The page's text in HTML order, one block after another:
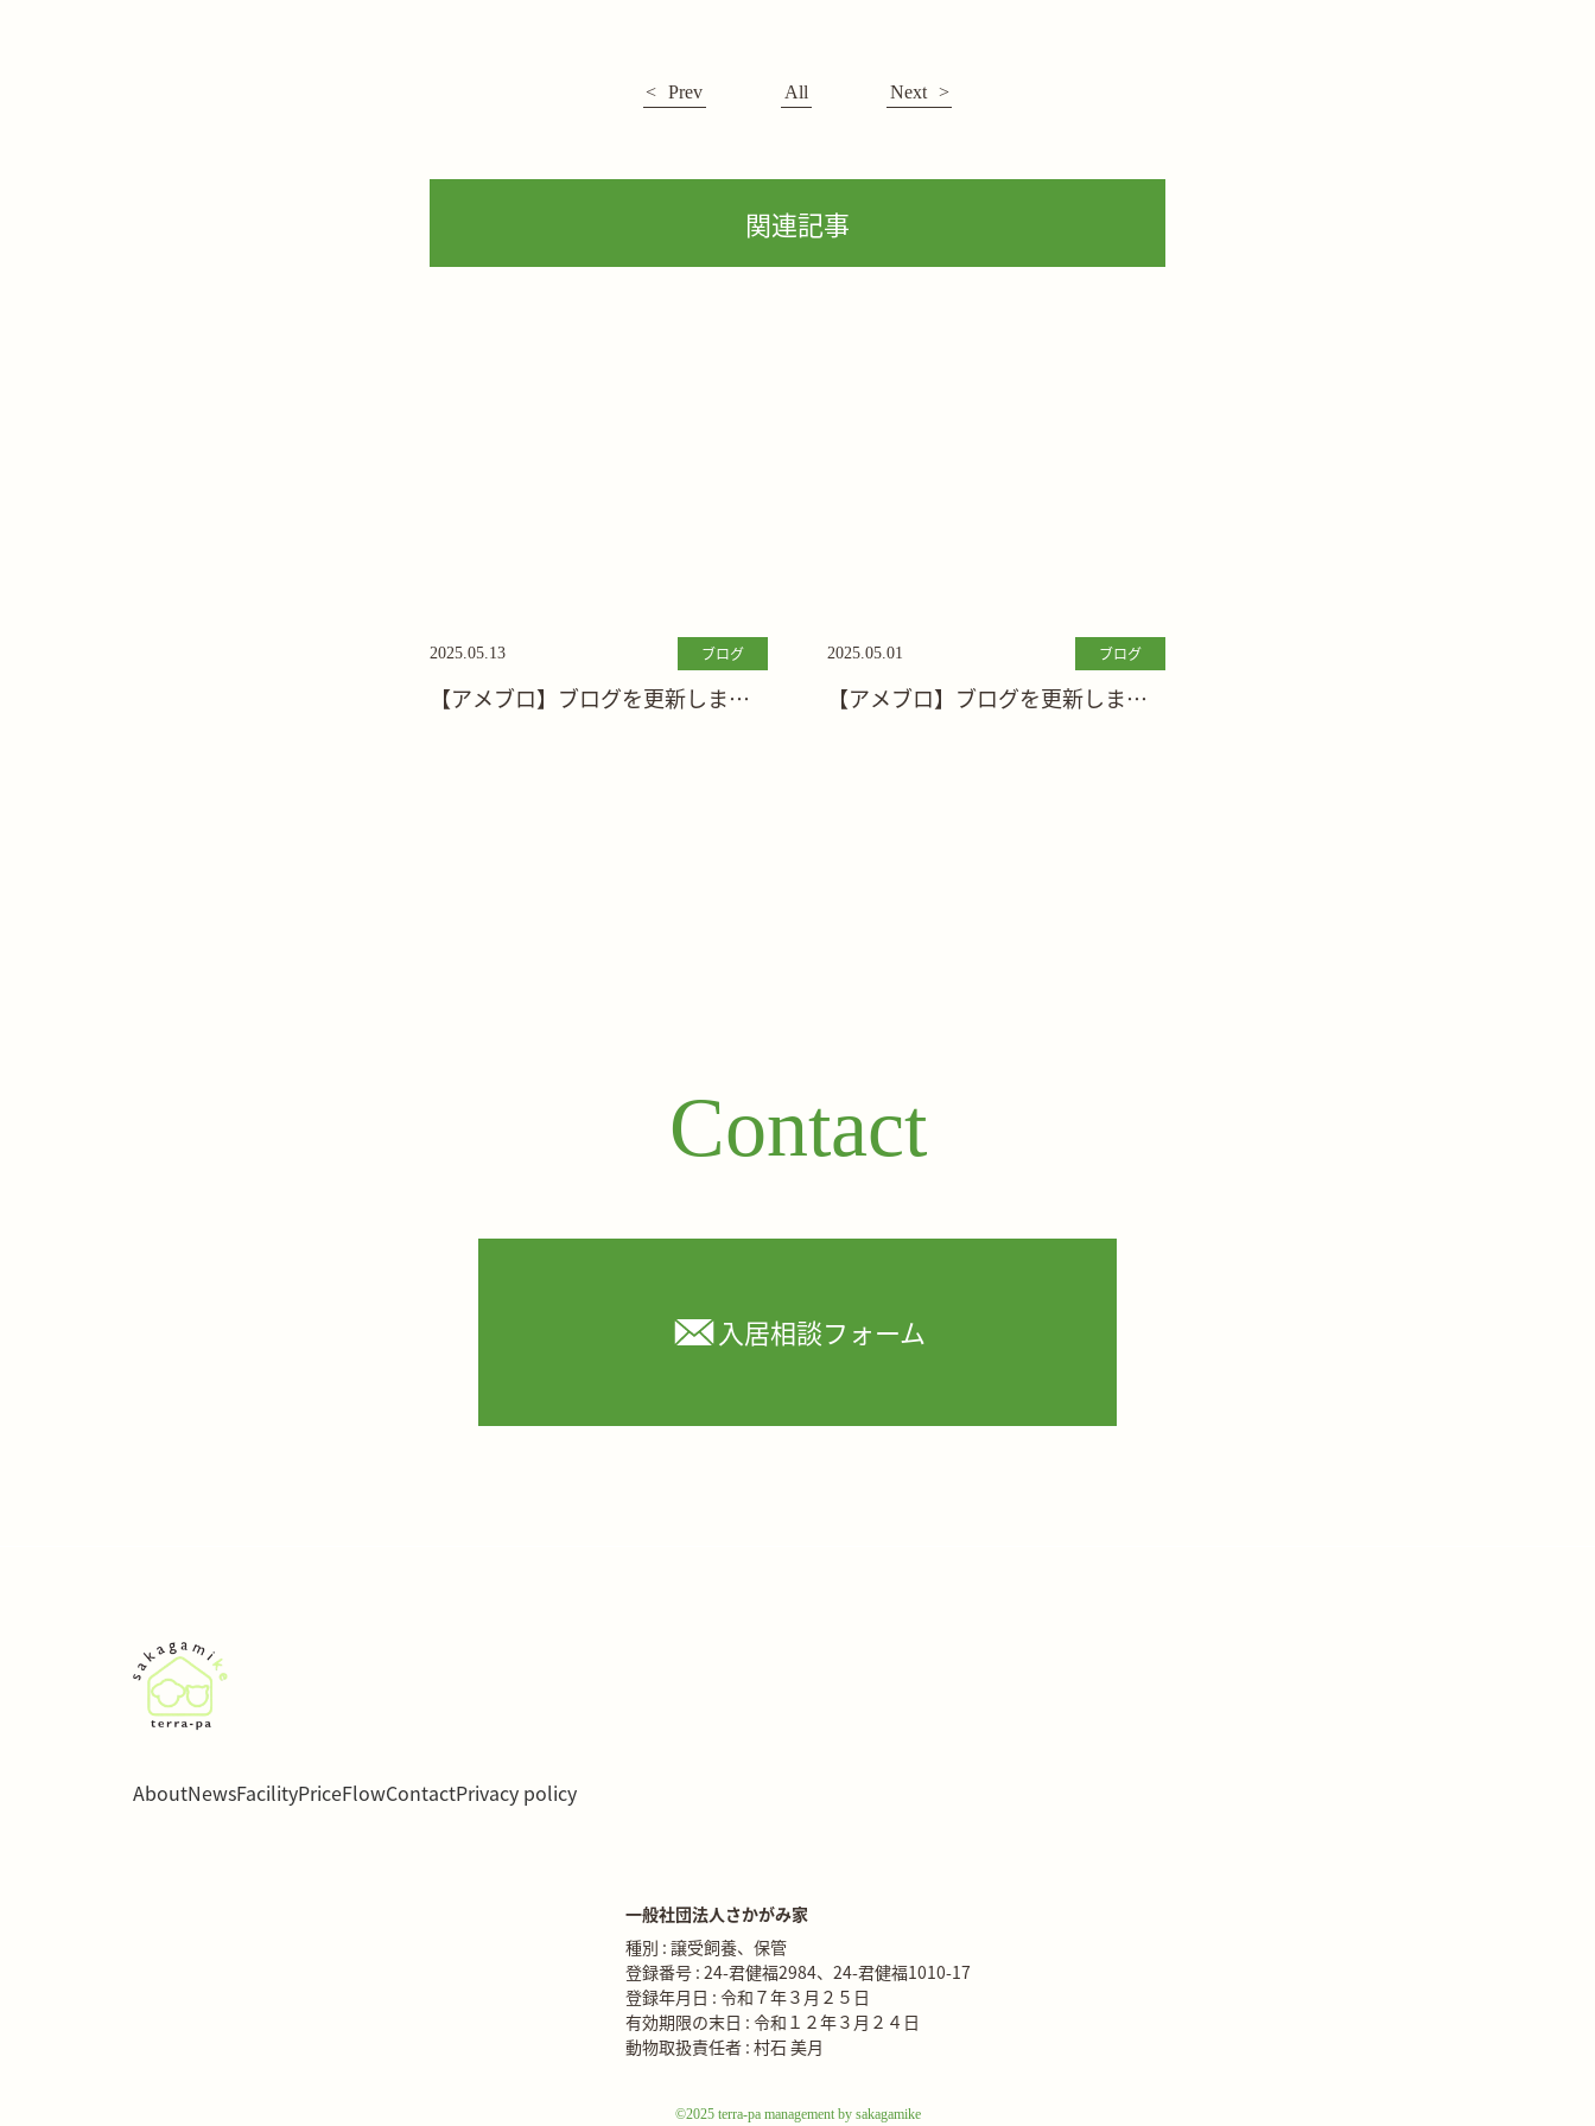
Prev All Next
関連記事
2025.05.13 ブログ
【アメブロ】ブログを更新しまし
2025.05.01 ブログ
【アメブロ】ブログを更新しまし
Contact
入居相談フォーム
AboutNewsFacilityPriceFlowContactPrivacy policy
一般社団法人さかがみ家
種別 : 譲受飼養、保管
登録番号 : 24-君健福2984、24-君健福1010-17
登録年月日 : 令和７年３月２５日
有効期限の末日 : 令和１２年３月２４日
動物取扱責任者 : 村石 美月
©2025 terra-pa management by sakagamike